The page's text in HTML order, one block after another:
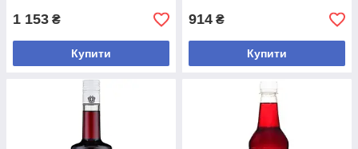
1 153 ₴
Купити
914 ₴
Купити